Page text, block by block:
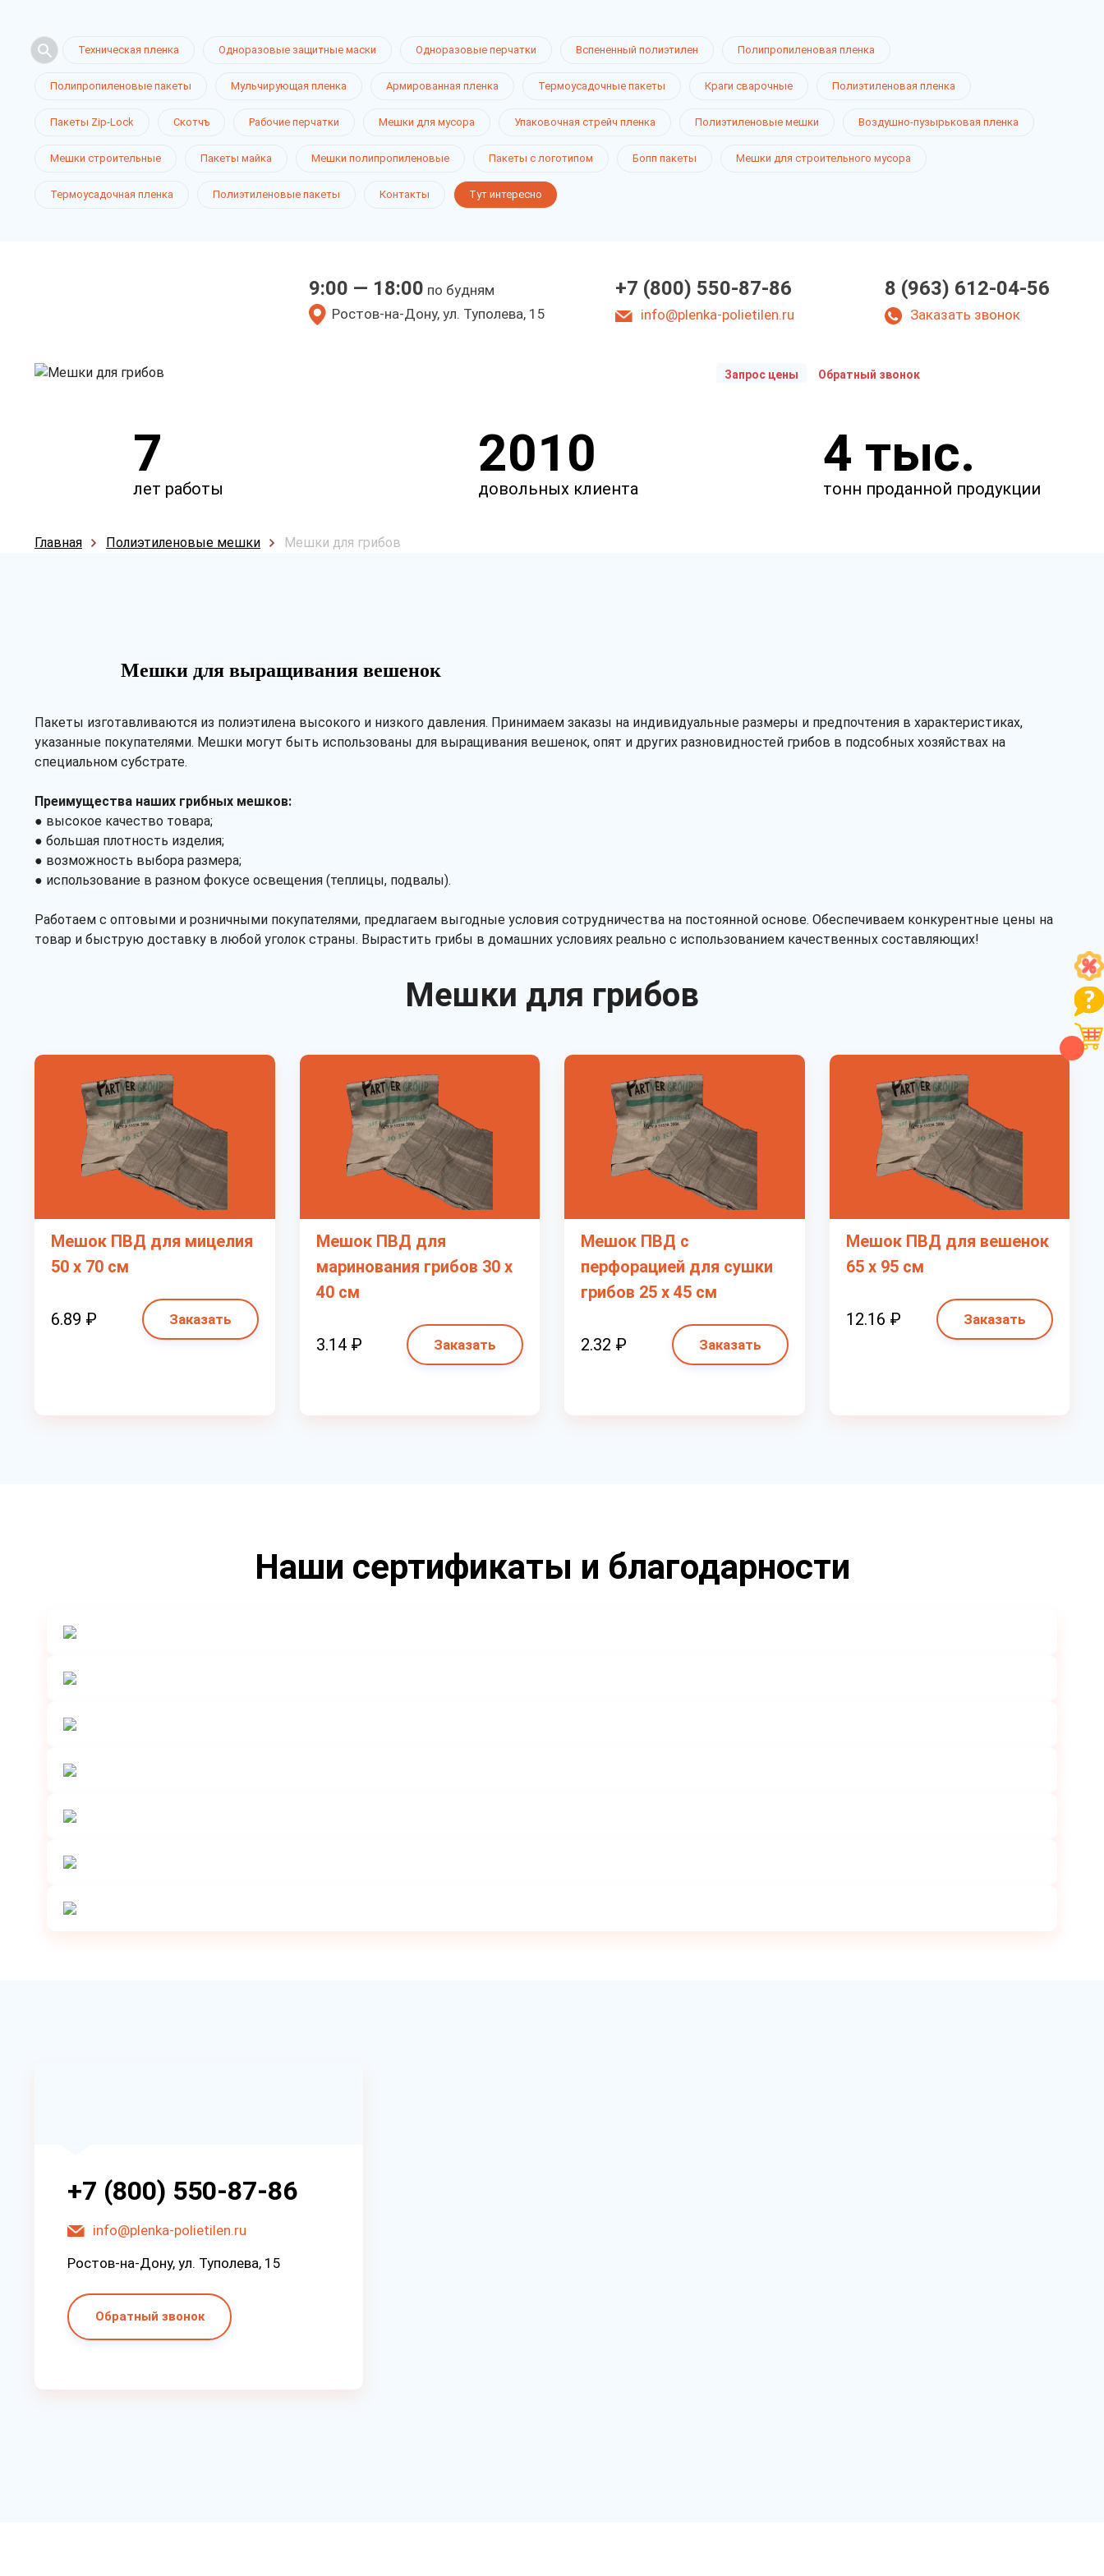
Техническая пленка Одноразовые защитные маски Одноразовые перчатки Вспененный полиэтилен Полипропиленовая пленка
Полипропиленовые пакеты Мульчирующая пленка Армированная пленка Термоусадочные пакеты Краги сварочные Полиэтиленовая пленка
Пакеты Zip-Lock Скотчъ Рабочие перчатки Мешки для мусора Упаковочная стрейч пленка Полиэтиленовые мешки Воздушно-пузырьковая пленка
Мешки строительные Пакеты майка Мешки полипропиленовые Пакеты с логотипом Бопп пакеты Мешки для строительного мусора
Термоусадочная пленка Полиэтиленовые пакеты Контакты Тут интересно
9:00 — 18:00 по будням
Ростов-на-Дону, ул. Туполева, 15
+7 (800) 550-87-86
info@plenka-polietilen.ru
8 (963) 612-04-56
Заказать звонок
Мешки для грибов
в Ростове-на-Дону
Запрос цены Обратный звонок
Укажите параметры
Чтобы мы смогли рассчитать
стоимость товаров.
Рассчитать
7
лет работы
2010
довольных клиента
4 тыс.
тонн проданной продукции
Главная Полиэтиленовые мешки Мешки для грибов
Мешки для выращивания вешенок
Пакеты изготавливаются из полиэтилена высокого и низкого давления. Принимаем заказы на индивидуальные размеры и предпочтения в характеристиках,
указанные покупателями. Мешки могут быть использованы для выращивания вешенок, опят и других разновидностей грибов в подсобных хозяйствах на
специальном субстрате.
Преимущества наших грибных мешков:
● высокое качество товара;
● большая плотность изделия;
● возможность выбора размера;
● использование в разном фокусе освещения (теплицы, подвалы).
Работаем с оптовыми и розничными покупателями, предлагаем выгодные условия сотрудничества на постоянной основе. Обеспечиваем конкурентные цены на
товар и быструю доставку в любой уголок страны. Вырастить грибы в домашних условиях реально с использованием качественных составляющих!
Мешки для грибов
Мешок ПВД для мицелия
50 х 70 см
6.89 ₽ Заказать
Мешок ПВД для
маринования грибов 30 х
40 см
3.14 ₽ Заказать
Мешок ПВД с
перфорацией для сушки
грибов 25 х 45 см
2.32 ₽ Заказать
Мешок ПВД для вешенок
65 х 95 см
12.16 ₽ Заказать
Наши сертификаты и благодарности
+7 (800) 550-87-86
info@plenka-polietilen.ru
Ростов-на-Дону, ул. Туполева, 15
Обратный звонок